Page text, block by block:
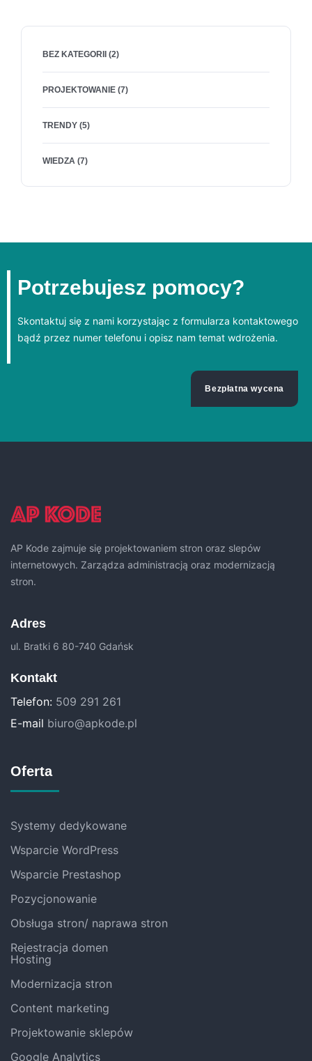
BEZ KATEGORII (2)
PROJEKTOWANIE (7)
TRENDY (5)
WIEDZA (7)
Potrzebujesz pomocy?
Skontaktuj się z nami korzystając z formularza kontaktowego
bądź przez numer telefonu i opisz nam temat wdrożenia.
Bezpłatna wycena
AP Kode zajmuje się projektowaniem stron oraz slepów
internetowych. Zarządza administracją oraz modernizacją
stron.
Adres
ul. Bratki 6 80-740 Gdańsk
Kontakt
Telefon: 509 291 261
E-mail biuro@apkode.pl
Oferta
Systemy dedykowane
Wsparcie WordPress
Wsparcie Prestashop
Pozycjonowanie
Obsługa stron/ naprawa stron
Rejestracja domen
Hosting
Modernizacja stron
Content marketing
Projektowanie sklepów
Google Analytics